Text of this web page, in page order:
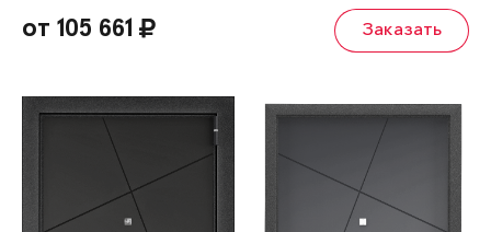
от 105 661 Заказать